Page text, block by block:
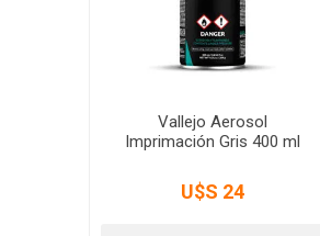
Vallejo Aerosol
Imprimación Gris 400 ml
U$S 24